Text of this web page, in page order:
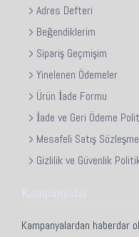
Adres Defteri
Beğendiklerim
Sipariş Geçmişim
Yinelenen Ödemeler
Ürün İade Formu
İade ve Geri Ödeme
Mesafeli Satış
Gizlilik ve Güvenlik
Kampanyalar
Kampanyalardan haberdar